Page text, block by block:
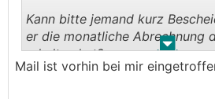
. .
Kann bitte jemand kurz
er die monatliche Abrechnung
erhalten hat?
Sollte ja morgen oder
Mail ist vorhin bei mir